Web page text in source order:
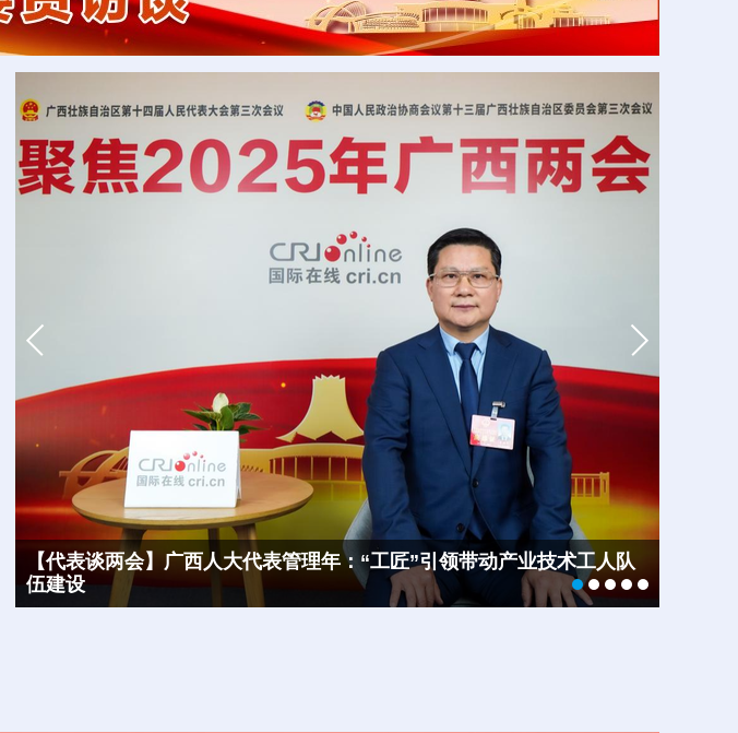
【代表谈两会】广西人大代表管理年：“工匠”引领带动产业技术工人队
伍建设